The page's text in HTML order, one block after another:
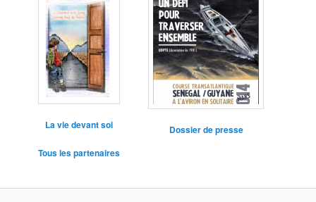
La vie devant soi
Tous les partenaires
Dossier de presse